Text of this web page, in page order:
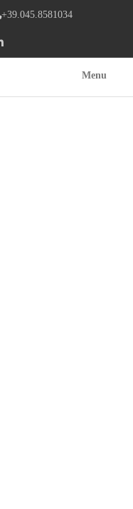
+39.045.8581034
Menu